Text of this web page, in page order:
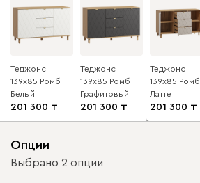
Теджонс
139x85 Ромб
Белый
201 300
Теджонс
139x85 Ромб
Графитовый
201 300
Теджонс
139x85 Ромб
Латте
201 300
Опции
Выбрано 2 опции